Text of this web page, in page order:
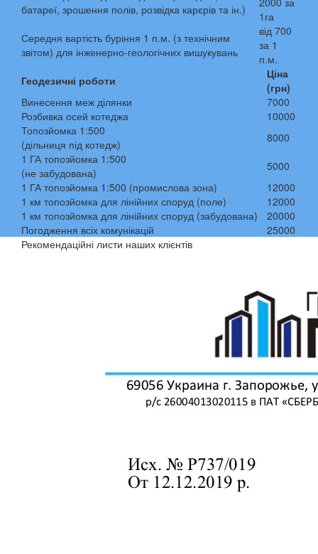
батареї, зрошення полів, розвідка карєрів та ін.)
1га
Середня вартість буріння 1 п.м. (з технічним
звітом) для інженерно-геологічних вишукувань
від 700
за 1
п.м.
Геодезичні роботи
Ціна
(грн)
Винесення меж ділянки
7000
Розбивка осей котеджа
10000
Топозйомка 1:500
(дільниця під котедж)
8000
1 ГА топозйомка 1:500
(не забудована)
5000
1 ГА топозйомка 1:500 (промислова зона)
12000
1 км топозйомка для лінійних споруд (поле)
12000
1 км топозйомка для лінійних споруд (забудована)
20000
Погодження всіх комунікацій
25000
Рекомендаційні листи наших клієнтів